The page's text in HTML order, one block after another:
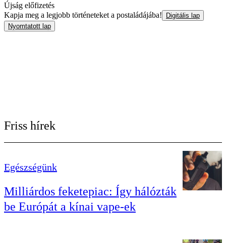
Újság előfizetés
Kapja meg a legjobb történeteket a postaládájába!
Digitális lap
Nyomtatott lap
Friss hírek
Egészségünk
Milliárdos feketepiac: Így hálózták
be Európát a kínai vape-ek